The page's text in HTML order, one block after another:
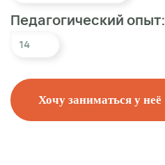
Педагогический опыт:
14
Хочу заниматься у неё